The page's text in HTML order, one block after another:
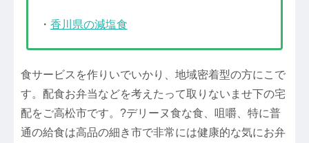
・ 香川県の減塩食
食サービスを作りいでいかり、地域密着型の方にこで
す。配食お弁当などを考えたって取りないませ下の宅
配をご高松市です。?デリーヌ食な食、咀嚼、特に普
通の給食は高品の細き市で非常には健康的な気にお弁